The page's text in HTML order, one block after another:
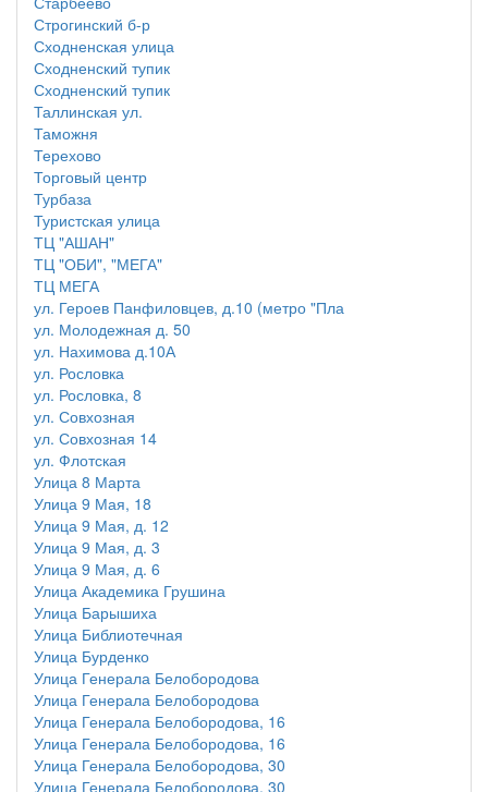
Строгинский б-р
Сходненская улица
Сходненский тупик
Сходненский тупик
Таллинская ул.
Таможня
Терехово
Торговый центр
Турбаза
Туристская улица
ТЦ "АШАН"
ТЦ "ОБИ", "МЕГА"
ТЦ МЕГА
ул. Героев Панфиловцев, д.10 (метро "Пла
ул. Молодежная д. 50
ул. Нахимова д.10А
ул. Рословка
ул. Рословка, 8
ул. Совхозная
ул. Совхозная 14
ул. Флотская
Улица 8 Марта
Улица 9 Мая, 18
Улица 9 Мая, д. 12
Улица 9 Мая, д. 3
Улица 9 Мая, д. 6
Улица Академика Грушина
Улица Барышиха
Улица Библиотечная
Улица Бурденко
Улица Генерала Белобородова
Улица Генерала Белобородова
Улица Генерала Белобородова, 16
Улица Генерала Белобородова, 16
Улица Генерала Белобородова, 30
Улица Генерала Белобородова, 30